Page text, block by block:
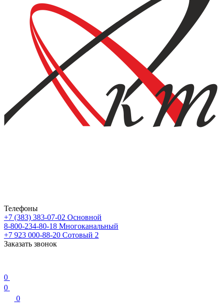
Телефоны
+7 (383) 383-07-02 Основной
8-800-234-80-18 Многоканальный
+7 923 000-88-20 Сотовый 2
Заказать звонок
0
0
0